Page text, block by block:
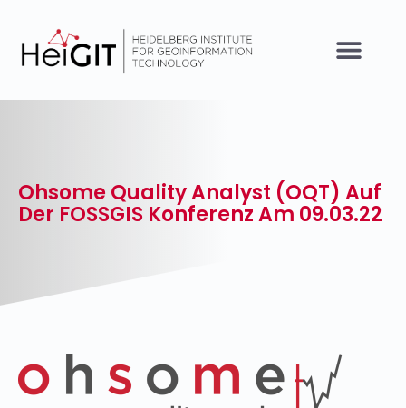
Ohsome Quality Analyst (OQT) Auf
Der FOSSGIS Konferenz Am 09.03.22